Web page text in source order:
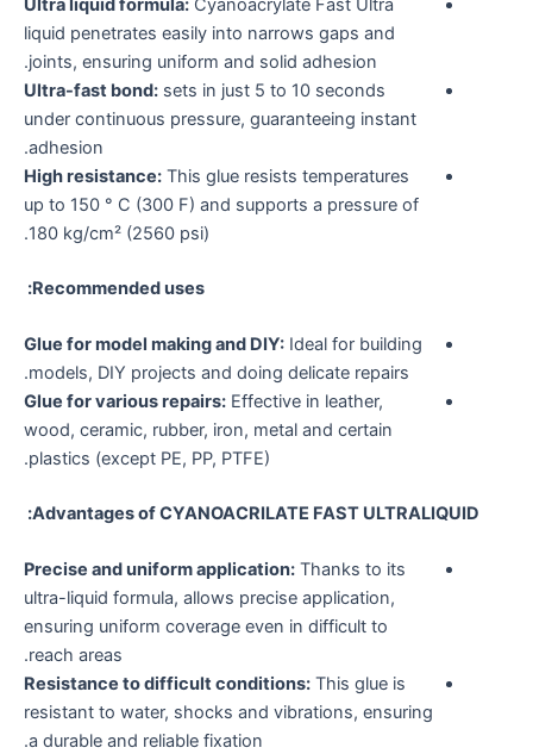
Ultra liquid formula: Cyanoacrylate Fast Ultra
liquid penetrates easily into narrows gaps and
joints, ensuring uniform and solid adhesion.
Ultra-fast bond: sets in just 5 to 10 seconds
under continuous pressure, guaranteeing instant
adhesion.
High resistance: This glue resists temperatures
up to 150 ° C (300 F) and supports a pressure of
180 kg/cm² (2560 psi).
Recommended uses:
Glue for model making and DIY: Ideal for building
models, DIY projects and doing delicate repairs.
Glue for various repairs: Effective in leather,
wood, ceramic, rubber, iron, metal and certain
plastics (except PE, PP, PTFE).
Advantages of CYANOACRILATE FAST ULTRALIQUID:
Precise and uniform application: Thanks to its
ultra-liquid formula, allows precise application,
ensuring uniform coverage even in difficult to
reach areas.
Resistance to difficult conditions: This glue is
resistant to water, shocks and vibrations, ensuring
a durable and reliable fixation.